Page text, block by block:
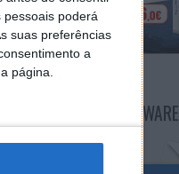
poderá
suas preferências
a
página.
NEWSLETTER PPLWARE